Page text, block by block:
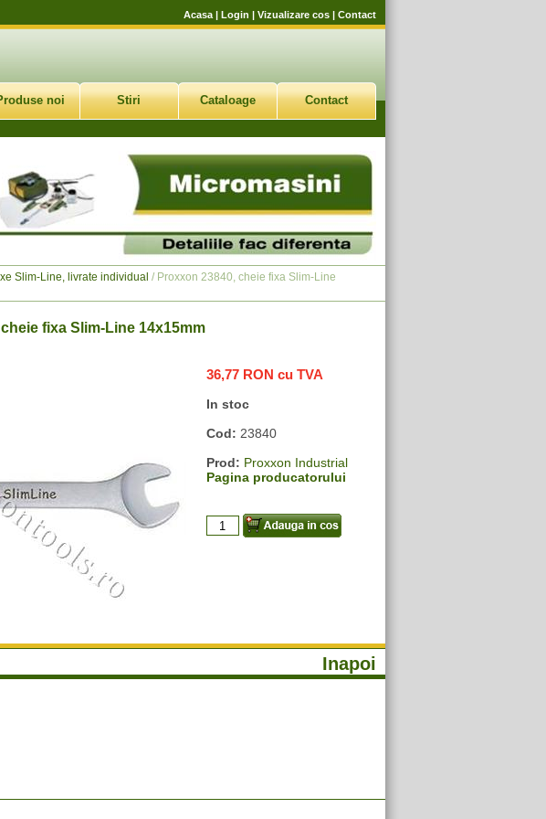
Acasa| Login | Vizualizare cos| Contact
noi Stiri Cataloage Contact
Slim-Line, livrate individual / Proxxon 23840, cheie fixa Slim-Line
fixa Slim-Line 14x15mm
36,77 RON cu TVA
In stoc
Cod: 23840
Prod: Proxxon Industrial
Pagina producatorului
Inapoi